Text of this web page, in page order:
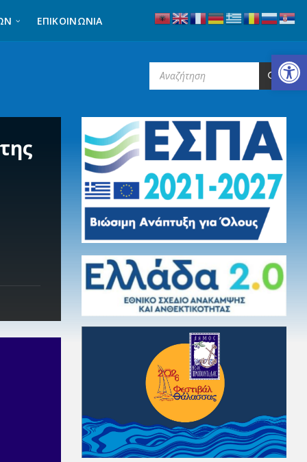
Ανοίξτε τη γραμμή εργαλείων
ΕΠΙΚΟΙΝΩΝΊΑ